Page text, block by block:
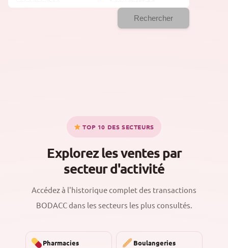
Rechercher
TOP 10 DES SECTEURS
Explorez les ventes par
secteur d'activité
Accédez à l'historique complet des transactions
BODACC dans les secteurs les plus consultés.
Pharmacies Boulangeries